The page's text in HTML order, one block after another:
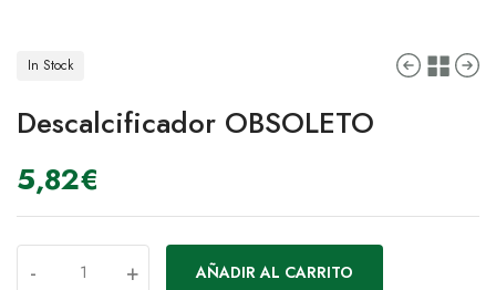
In Stock
Descalcificador OBSOLETO
5,82€
- + AÑADIR AL CARRITO